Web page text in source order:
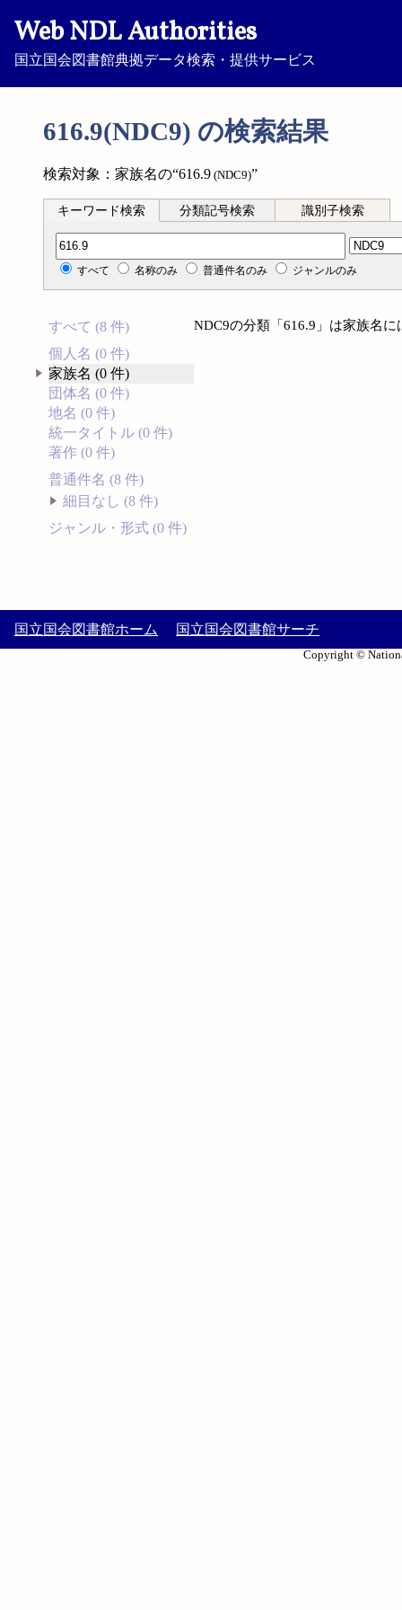
Web NDL Authorities
国立国会図書館典拠データ検索・提供サービス
616.9(NDC9) の検索結果
検索対象：家族名の“616.9 (NDC9)”
キーワード検索 分類記号検索 識別子検索
分類記号検索
すべて 名称のみ 普通件名のみ ジャンルのみ
すべて (8 件)
個人名 (0 件)
家族名 (0 件)
団体名 (0 件)
地名 (0 件)
統一タイトル (0 件)
著作 (0 件)
普通件名 (8 件)
細目なし (8 件)
ジャンル・形式 (0 件)
NDC9の分類「616.9」は家族名
国立国会図書館ホーム 国立国会図書館サーチ
Copyright ©